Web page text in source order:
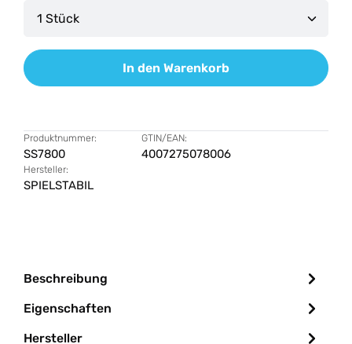
Produkt Anzahl: Gib den gewünschten Wert
In den Warenkorb
Produktnummer:
SS7800
GTIN/EAN:
4007275078006
Hersteller:
SPIELSTABIL
Beschreibung
Eigenschaften
Hersteller